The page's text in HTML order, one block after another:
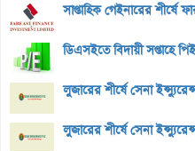
সাপ্তাহিক গেইনারের শীর্ষে
ডিএসইতে বিদায়ী সপ্তাহে
লুজারের শীর্ষে সেনা
লুজারের শীর্ষে সেনা